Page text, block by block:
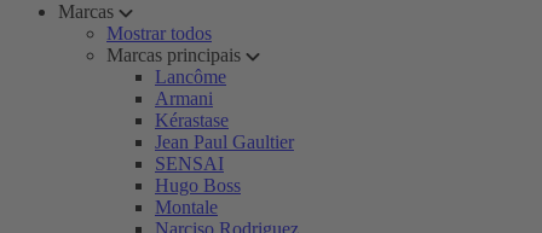
Marcas
Mostrar todos
Marcas principais
Lancôme
Armani
Kérastase
Jean Paul Gaultier
SENSAI
Hugo Boss
Montale
Narciso Rodriguez